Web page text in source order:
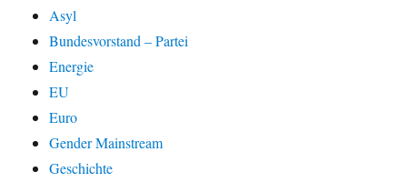
Asyl
Bundesvorstand – Partei
Energie
EU
Euro
Gender Mainstream
Geschichte